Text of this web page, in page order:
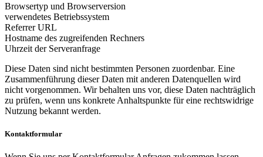
Browsertyp und Browserversion
verwendetes Betriebssystem
Referrer URL
Hostname des zugreifenden Rechners
Uhrzeit der Serveranfrage
Diese Daten sind nicht bestimmten Personen zuordenbar. Eine
Zusammenführung dieser Daten mit anderen Datenquellen wird
nicht vorgenommen. Wir behalten uns vor, diese Daten nachträglich
zu prüfen, wenn uns konkrete Anhaltspunkte für eine rechtswidrige
Nutzung bekannt werden.
Kontaktformular